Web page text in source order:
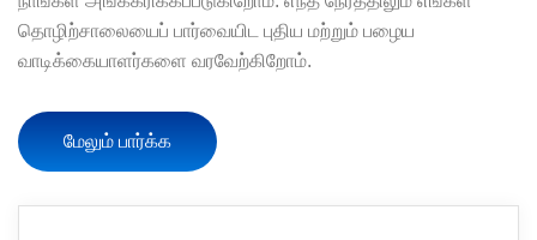
தொழிற்சாலையைப் பார்வையிட புதிய மற்றும் பழைய
வாடிக்கையாளர்களை வரவேற்கிறோம்.
மேலும் பார்க்க